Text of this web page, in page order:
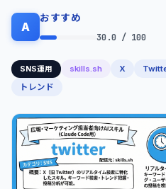
A
おすすめ
30.0 / 100
SNS運用 skills.sh X
トレンド